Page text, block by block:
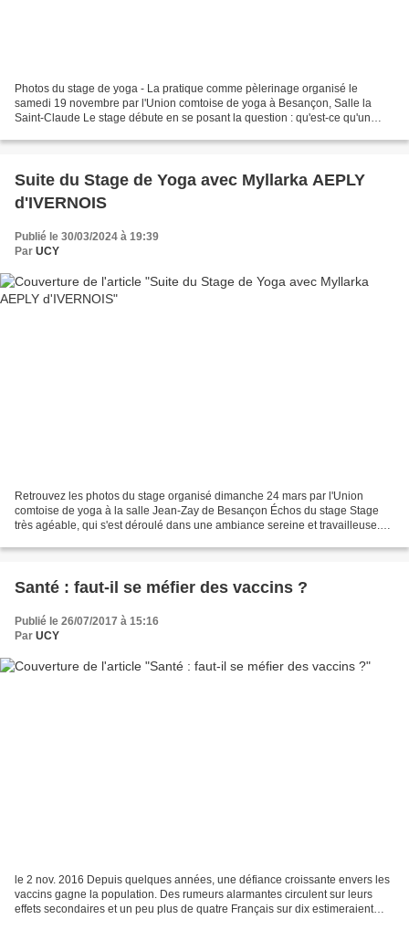
Photos du stage de yoga - La pratique comme pèlerinage organisé le
samedi 19 novembre par l'Union comtoise de yoga à Besançon, Salle la
Saint-Claude Le stage débute en se posant la question : qu'est-ce qu'un
Suite du Stage de Yoga avec Myllarka AEPLY
d'IVERNOIS
Publié le 30/03/2024 à 19:39
Par UCY
Retrouvez les photos du stage organisé dimanche 24 mars par l'Union
comtoise de yoga à la salle Jean-Zay de Besançon Échos du stage Stage
très agéable, qui s'est déroulé dans une ambiance sereine et travailleuse.
Santé : faut-il se méfier des vaccins ?
Publié le 26/07/2017 à 15:16
Par UCY
le 2 nov. 2016 Depuis quelques années, une défiance croissante envers les
vaccins gagne la population. Des rumeurs alarmantes circulent sur leurs
effets secondaires et un peu plus de quatre Français sur dix estimeraient